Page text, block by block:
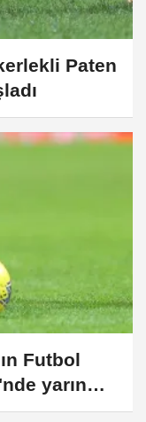
Paten
Futbol
yarın